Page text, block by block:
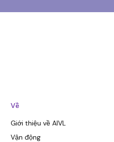
Về
Giới thiệu về AIVL
Vận động